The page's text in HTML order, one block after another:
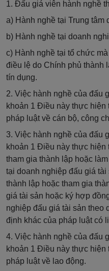
1. Đấu giá viên hành nghề
a) Hành nghề tại Trung tâm
b) Hành nghề tại doanh
c) Hành nghề tại tổ chức
điều lệ do Chính phủ thành
tín dụng.
2. Việc hành nghề của đấu
khoản 1 Điều này thực hiện
pháp luật về cán bộ, công
3. Việc hành nghề của đấu
khoản 1 Điều này thực hiện
tham gia thành lập hoặc
tại doanh nghiệp đấu giá
thành lập hoặc tham gia
giá tài sản hoặc ký hợp
nghiệp đấu giá tài sản theo
định khác của pháp luật có
4. Việc hành nghề của đấu
khoản 1 Điều này thực hiện
pháp luật về lao động.